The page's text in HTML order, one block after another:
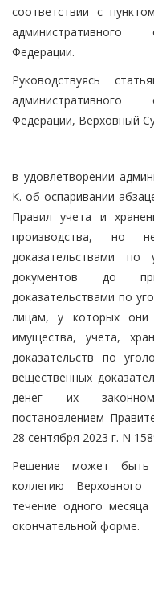
соответствии с
административного
Федерации.
Руководствуясь
административного
Федерации, Верховный
в удовлетворении
К. об оспаривании
Правил учета и
производства, но
доказательствами
документов до
доказательствами по
лицам, у которых они
имущества, учета,
доказательств по
вещественных
денег их
постановлением
28 сентября 2023 г. N
Решение может быть
коллегию
течение одного
окончательной форме.